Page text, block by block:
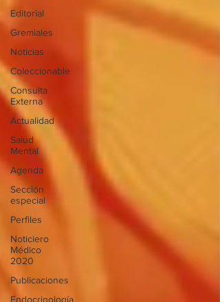
Editorial
Gremiales
Noticias
Coleccionable
Consulta
Externa
Actualidad
Salud
Mental
Agenda
Sección
especial
Perfiles
Noticiero
Médico
2020
Publicaciones
Endocrinología